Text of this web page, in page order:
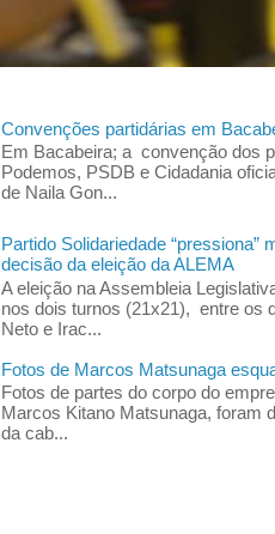
Convenções partidárias em
Em Bacabeira; a convenção dos
Podemos, PSDB e Cidadania
de Naila Gon...
Partido Solidariedade “pressiona”
decisão da eleição da ALEMA
A eleição na Assembleia
nos dois turnos (21x21), entre os
Neto e Irac...
Fotos de Marcos Matsunaga
Fotos de partes do corpo do
Marcos Kitano Matsunaga, foram
da cab...